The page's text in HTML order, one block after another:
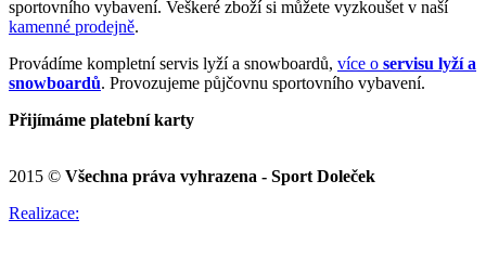
sportovního vybavení. Veškeré zboží si můžete vyzkoušet v naší
kamenné prodejně.
Provádíme kompletní servis lyží a snowboardů, více o servisu lyží a
snowboardů. Provozujeme půjčovnu sportovního vybavení.
Přijímáme platební karty
2015 © Všechna práva vyhrazena - Sport Doleček
Realizace: